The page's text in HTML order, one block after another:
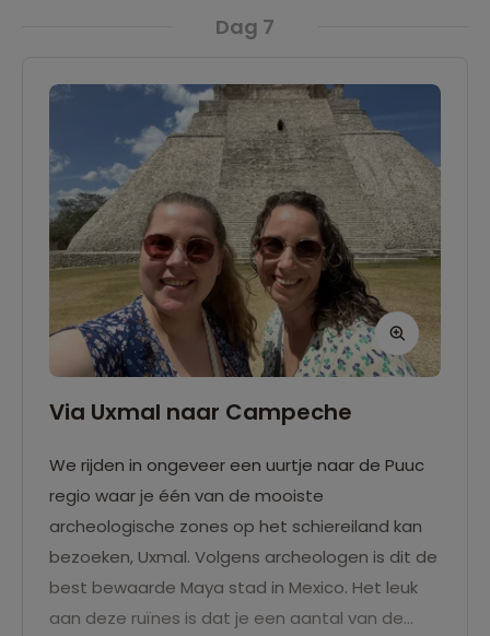
Dag 7
Via Uxmal naar Campeche
We rijden in ongeveer een uurtje naar de Puuc
regio waar je één van de mooiste
archeologische zones op het schiereiland kan
bezoeken, Uxmal. Volgens archeologen is dit de
best bewaarde Maya stad in Mexico. Het leuk
aan deze ruïnes is dat je een aantal van de